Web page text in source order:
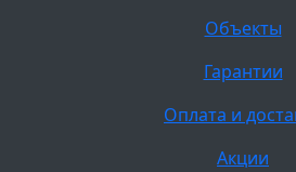
Объекты
Гарантии
Оплата и
Акции